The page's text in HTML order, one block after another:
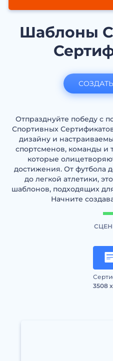
Шаблоны
Отпразднуйте победу с
Спортивных
дизайну и
спортсменов, команды и
которые
достижения. От футбола
до легкой атлетики,
шаблонов, подходящих
Начните
3508